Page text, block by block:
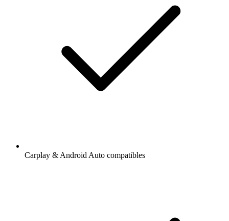
Carplay & Android Auto compatibles